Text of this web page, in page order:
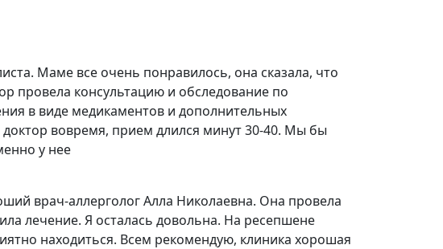
Маме все очень понравилось, она сказала, что
провела консультацию и обследование по
в виде медикаментов и дополнительных
вовремя, прием длился минут 30-40. Мы бы
у нее
врач-аллерголог Алла Николаевна. Она провела
лечение. Я осталась довольна. На ресепшене
находиться. Всем рекомендую, клиника хорошая